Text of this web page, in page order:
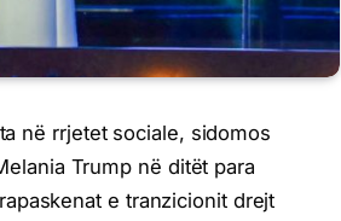
në rrjetet sociale, sidomos
Trump në ditët para
e tranzicionit drejt